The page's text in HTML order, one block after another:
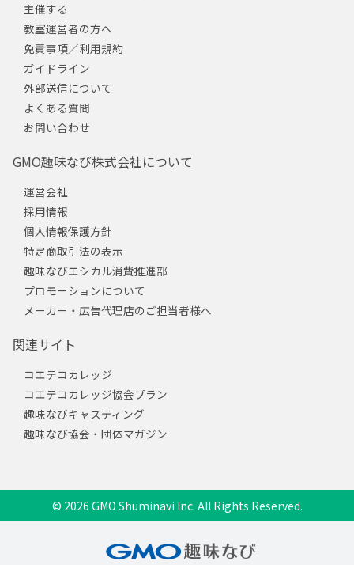
主催する
教室運営者の方へ
免責事項／利用規約
ガイドライン
外部送信について
よくある質問
お問い合わせ
GMO趣味なび株式会社について
運営会社
採用情報
個人情報保護方針
特定商取引法の表示
趣味なびエシカル消費推進部
プロモーションについて
メーカー・広告代理店のご担当者様へ
関連サイト
コエテコカレッジ
コエテコカレッジ協会プラン
趣味なびキャスティング
趣味なび協会・団体マガジン
© 2026 GMO Shuminavi Inc. All Rights Reserved.